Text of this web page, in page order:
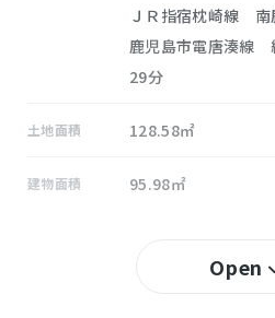
ＪＲ指宿枕崎線
鹿児島市電唐湊線
29分
土地面積 128.58㎡
建物面積 95.98㎡
Open